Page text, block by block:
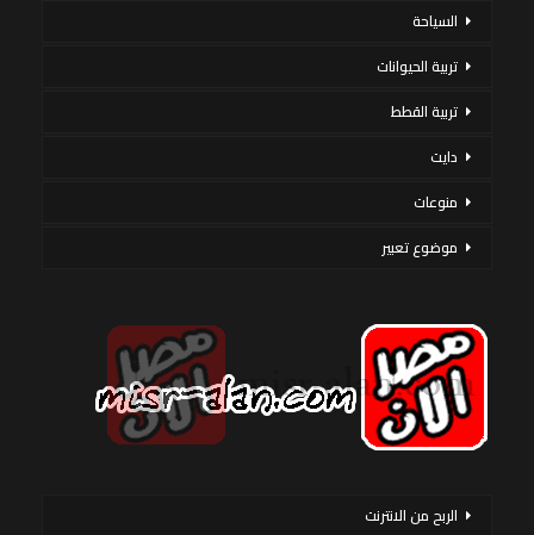
السياحة
تربية الحيوانات
تربية القطط
دايت
منوعات
موضوع تعبير
الربح من الانترنت